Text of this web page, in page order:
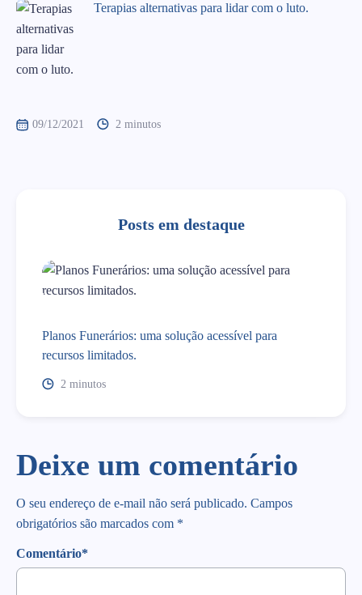
Terapias alternativas para lidar com o luto.
09/12/2021 2 minutos
Posts em destaque
Planos Funerários: uma solução acessível para
recursos limitados.
2 minutos
Deixe um comentário
O seu endereço de e-mail não será publicado. Campos
obrigatórios são marcados com *
Comentário*